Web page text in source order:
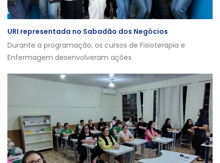
URI representada no Sabadão dos Negócios
Durante a programação, os cursos de Fisioterapia e
Enfermagem desenvolveram ações